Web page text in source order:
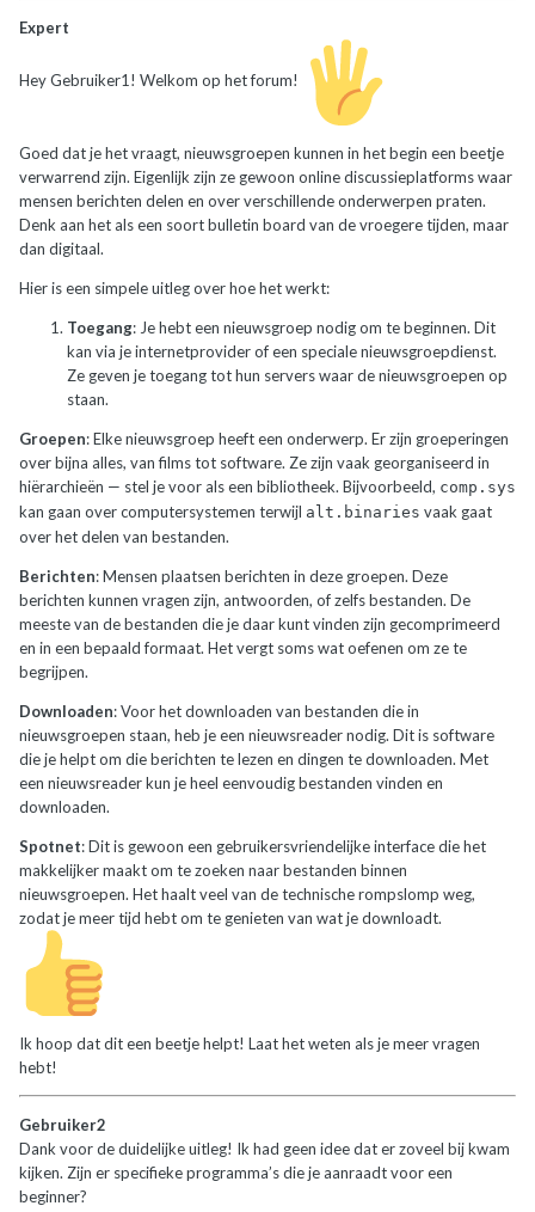
Expert
Hey Gebruiker1! Welkom op het forum!
Goed dat je het vraagt, nieuwsgroepen kunnen in het begin een beetje
verwarrend zijn. Eigenlijk zijn ze gewoon online discussieplatforms waar
mensen berichten delen en over verschillende onderwerpen praten.
Denk aan het als een soort bulletin board van de vroegere tijden, maar
dan digitaal.
Hier is een simpele uitleg over hoe het werkt:
Toegang: Je hebt een nieuwsgroep nodig om te beginnen. Dit
kan via je internetprovider of een speciale nieuwsgroepdienst.
Ze geven je toegang tot hun servers waar de nieuwsgroepen op
staan.
Groepen: Elke nieuwsgroep heeft een onderwerp. Er zijn groeperingen
over bijna alles, van films tot software. Ze zijn vaak georganiseerd in
hiërarchieën — stel je voor als een bibliotheek. Bijvoorbeeld, comp.sys
kan gaan over computersystemen terwijl alt.binaries vaak gaat
over het delen van bestanden.
Berichten: Mensen plaatsen berichten in deze groepen. Deze
berichten kunnen vragen zijn, antwoorden, of zelfs bestanden. De
meeste van de bestanden die je daar kunt vinden zijn gecomprimeerd
en in een bepaald formaat. Het vergt soms wat oefenen om ze te
begrijpen.
Downloaden: Voor het downloaden van bestanden die in
nieuwsgroepen staan, heb je een nieuwsreader nodig. Dit is software
die je helpt om die berichten te lezen en dingen te downloaden. Met
een nieuwsreader kun je heel eenvoudig bestanden vinden en
downloaden.
Spotnet: Dit is gewoon een gebruikersvriendelijke interface die het
makkelijker maakt om te zoeken naar bestanden binnen
nieuwsgroepen. Het haalt veel van de technische rompslomp weg,
zodat je meer tijd hebt om te genieten van wat je downloadt.
Ik hoop dat dit een beetje helpt! Laat het weten als je meer vragen
hebt!
Gebruiker2
Dank voor de duidelijke uitleg! Ik had geen idee dat er zoveel bij kwam
kijken. Zijn er specifieke programma’s die je aanraadt voor een
beginner?